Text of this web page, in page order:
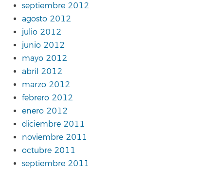
septiembre 2012
agosto 2012
julio 2012
junio 2012
mayo 2012
abril 2012
marzo 2012
febrero 2012
enero 2012
diciembre 2011
noviembre 2011
octubre 2011
septiembre 2011